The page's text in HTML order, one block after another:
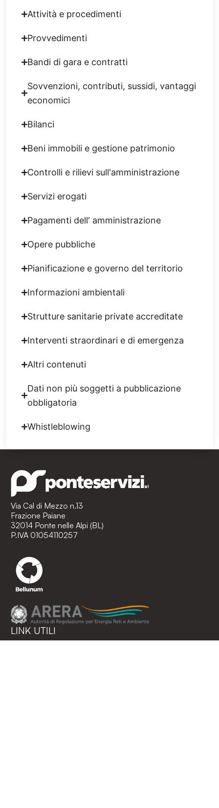
Attività e procedimenti
Provvedimenti
Bandi di gara e contratti
Sovvenzioni, contributi, sussidi, vantaggi
economici
Bilanci
Beni immobili e gestione patrimonio
Controlli e rilievi sull'amministrazione
Servizi erogati
Pagamenti dell' amministrazione
Opere pubbliche
Pianificazione e governo del territorio
Informazioni ambientali
Strutture sanitarie private accreditate
Interventi straordinari e di emergenza
Altri contenuti
Dati non più soggetti a pubblicazione
obbligatoria
Whistleblowing
Via Cal di Mezzo n.13
Frazione Paiane
32014 Ponte nelle Alpi (BL)
P.IVA 01054110257
LINK UTILI